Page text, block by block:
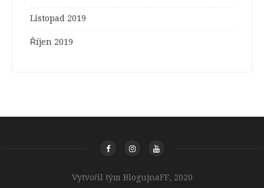
Listopad 2019
Říjen 2019
Vytvořil tým BlogujnaFF, 2020